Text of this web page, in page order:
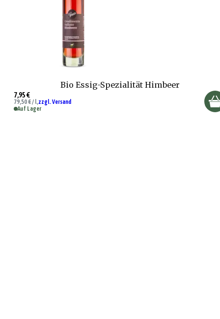
Bio Essig-Spezialität Himbeer
7,95 €
79,50 € / l,zzgl. Versand
Auf Lager